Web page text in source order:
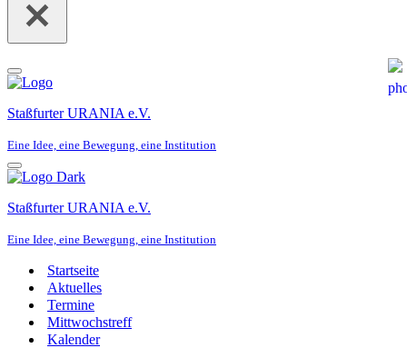
Navigationsmenü
Staßfurter URANIA e.V.
Eine Idee, eine Bewegung, eine Institution
Navigationsmenü
Staßfurter URANIA e.V.
Eine Idee, eine Bewegung, eine Institution
Startseite
Aktuelles
Termine
Mittwochstreff
Kalender